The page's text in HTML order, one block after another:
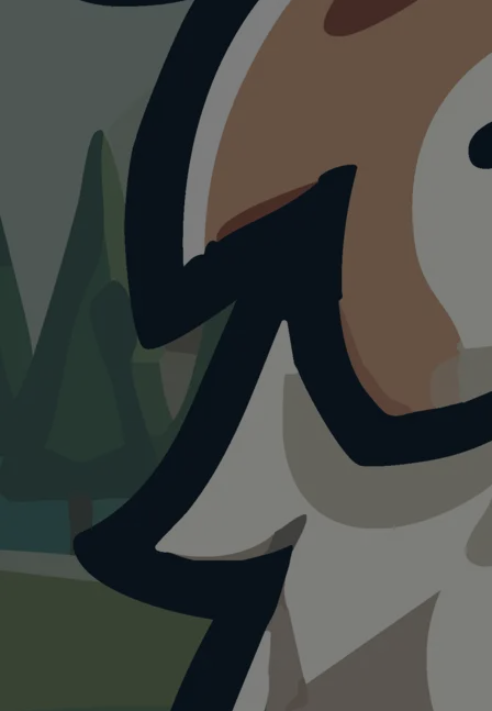
Hundewiese an der
Heute ist für Hundewiese an der Itz.
Wetterdaten:
— °C
WETTER